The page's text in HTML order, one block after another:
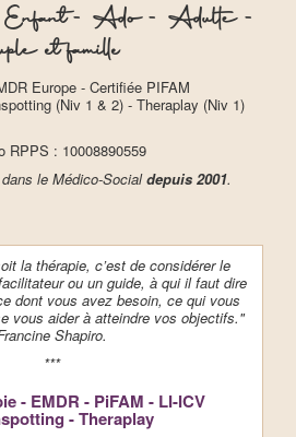
Enfant - Ado - Adulte -
et famille
Europe - Certifiée PIFAM
(Niv 1 & 2) - Theraplay (Niv 1)
RPPS : 10008890559
le Médico-Socialdepuis 2001.
la thérapie, c’est de considérer le
ou un guide, à qui il faut dire
dont vous avez besoin, ce qui vous
vous aider à atteindre vos objectifs."
Shapiro.
***
- EMDR - PiFAM - LI-ICV
-Theraplay